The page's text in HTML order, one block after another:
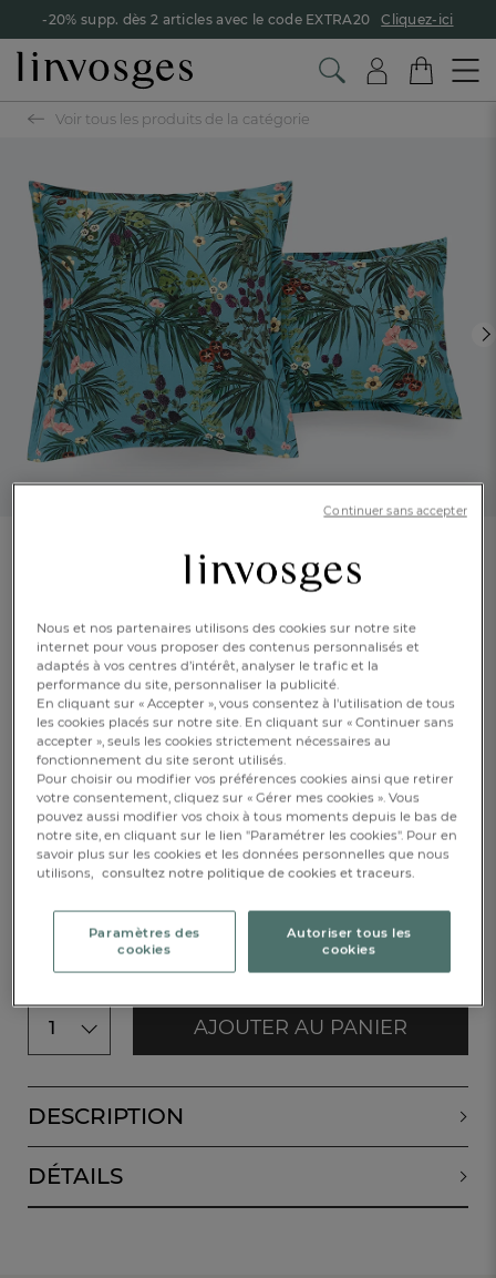
-20% supp. dès 2 articles avec le code EXTRA20 Cliquez-ici
FR DE
AT
Voir tous les produits de la catégorie
Réf : 991889001
Percale 100%
coton
En savoir +
Caractéristique :
Taie d'oreiller carrée
65x65cm 50x70cm
Disponible
CHF. 29.-
1 AJOUTER AU PANIER
DESCRIPTION
DÉTAILS
Nous et nos partenaires utilisons des cookies sur notre site
internet pour vous proposer des contenus personnalisés et
adaptés à vos centres d’intérêt, analyser le trafic et la
performance du site, personnaliser la publicité.
En cliquant sur « Accepter », vous consentez à l'utilisation de tous
les cookies placés sur notre site. En cliquant sur « Continuer sans
accepter », seuls les cookies strictement nécessaires au
fonctionnement du site seront utilisés.
Pour choisir ou modifier vos préférences cookies ainsi que retirer
votre consentement, cliquez sur « Gérer mes cookies ». Vous
pouvez aussi modifier vos choix à tous moments depuis le bas de
notre site, en cliquant sur le lien "Paramétrer les cookies". Pour en
savoir plus sur les cookies et les données personnelles que nous
utilisons, consultez notre politique de cookies et traceurs.
Paramètres des
cookies
Autoriser tous les
cookies
Continuer sans accepter